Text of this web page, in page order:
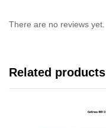
There are no reviews yet.
Related products